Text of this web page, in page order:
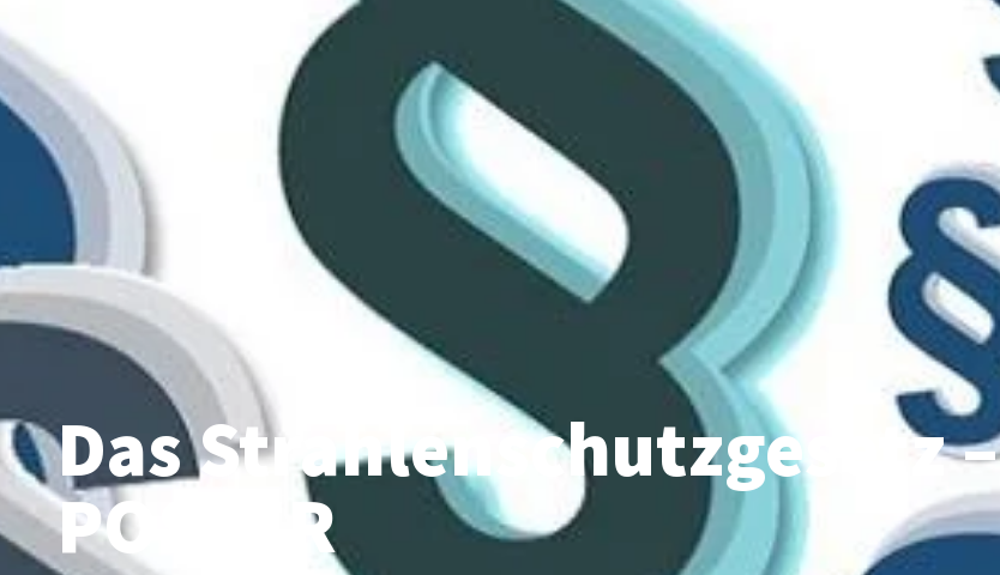
Das Strahlenschutzgesetz –
POSTER